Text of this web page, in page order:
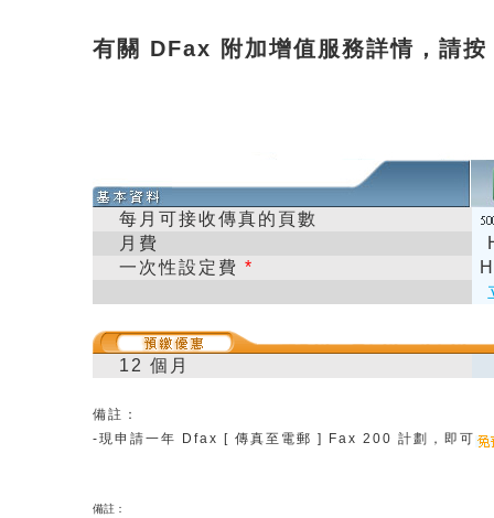
有關 DFax 附加增值服務詳情，請按
每月可接收傳真的頁數
月費
一次性設定費 *
12 個月
備註：
-現申請一年 Dfax [ 傳真至電郵 ] Fax 200 計劃，即可
備註：